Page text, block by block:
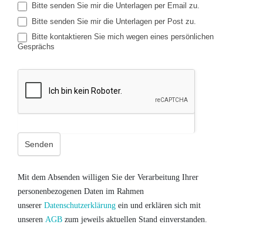
Bitte senden Sie mir die Unterlagen per Email zu.
Bitte senden Sie mir die Unterlagen per Post zu.
Bitte kontaktieren Sie mich wegen eines persönlichen
Gesprächs
Senden
Mit dem Absenden willigen Sie der Verarbeitung Ihrer
personenbezogenen Daten im Rahmen
unserer Datenschutzerklärung ein und erklären sich mit
unseren AGB zum jeweils aktuellen Stand einverstanden.